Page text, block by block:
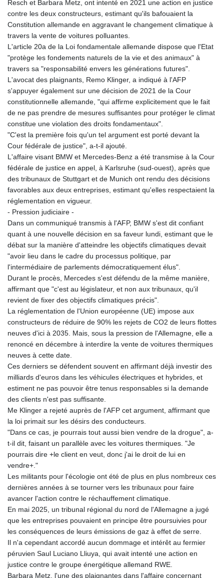
Resch et Barbara Metz, ont intenté en 2021 une action en justice
contre les deux constructeurs, estimant qu'ils bafouaient la
Constitution allemande en aggravant le changement climatique à
travers la vente de voitures polluantes.
L'article 20a de la Loi fondamentale allemande dispose que l'Etat
"protège les fondements naturels de la vie et des animaux" à
travers sa "responsabilité envers les générations futures".
L'avocat des plaignants, Remo Klinger, a indiqué à l'AFP
s'appuyer également sur une décision de 2021 de la Cour
constitutionnelle allemande, "qui affirme explicitement que le fait
de ne pas prendre de mesures suffisantes pour protéger le climat
constitue une violation des droits fondamentaux".
"C'est la première fois qu'un tel argument est porté devant la
Cour fédérale de justice", a-t-il ajouté.
L'affaire visant BMW et Mercedes-Benz a été transmise à la Cour
fédérale de justice en appel, à Karlsruhe (sud-ouest), après que
des tribunaux de Stuttgart et de Munich ont rendu des décisions
favorables aux deux entreprises, estimant qu'elles respectaient la
réglementation en vigueur.
- Pression judiciaire -
Dans un communiqué transmis à l'AFP, BMW s'est dit confiant
quant à une nouvelle décision en sa faveur lundi, estimant que le
débat sur la manière d'atteindre les objectifs climatiques devait
"avoir lieu dans le cadre du processus politique, par
l'intermédiaire de parlements démocratiquement élus".
Durant le procès, Mercedes s'est défendu de la même manière,
affirmant que "c'est au législateur, et non aux tribunaux, qu'il
revient de fixer des objectifs climatiques précis".
La réglementation de l'Union européenne (UE) impose aux
constructeurs de réduire de 90% les rejets de CO2 de leurs flottes
neuves d'ici à 2035. Mais, sous la pression de l'Allemagne, elle a
renoncé en décembre à interdire la vente de voitures thermiques
neuves à cette date.
Ces derniers se défendent souvent en affirmant déjà investir des
milliards d'euros dans les véhicules électriques et hybrides, et
estiment ne pas pouvoir être tenus responsables si la demande
des clients n'est pas suffisante.
Me Klinger a rejeté auprès de l'AFP cet argument, affirmant que
la loi primait sur les désirs des conducteurs.
"Dans ce cas, je pourrais tout aussi bien vendre de la drogue", a-
t-il dit, faisant un parallèle avec les voitures thermiques. "Je
pourrais dire +le client en veut, donc j'ai le droit de lui en
vendre+."
Les militants pour l'écologie ont été de plus en plus nombreux ces
dernières années à se tourner vers les tribunaux pour faire
avancer l'action contre le réchauffement climatique.
En mai 2025, un tribunal régional du nord de l'Allemagne a jugé
que les entreprises pouvaient en principe être poursuivies pour
les conséquences de leurs émissions de gaz à effet de serre.
Il n'a cependant accordé aucun dommage et intérêt au fermier
péruvien Saul Luciano Lliuya, qui avait intenté une action en
justice contre le groupe énergétique allemand RWE.
Barbara Metz, l'une des plaignantes dans l'affaire concernant